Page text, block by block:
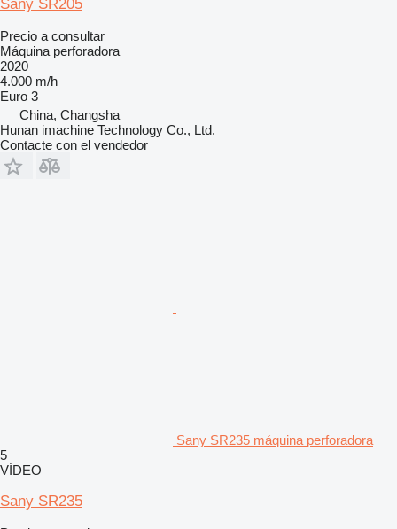
Sany SR205
Precio a consultar
Máquina perforadora
2020
4.000 m/h
Euro 3
China, Changsha
Hunan imachine Technology Co., Ltd.
Contacte con el vendedor
Sany SR235 máquina perforadora
5
VÍDEO
Sany SR235